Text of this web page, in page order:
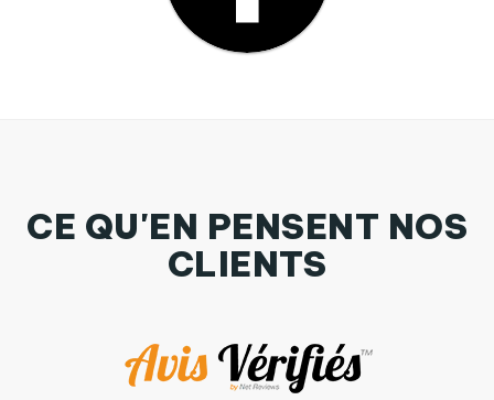
CE QU'EN PENSENT NOS
CLIENTS